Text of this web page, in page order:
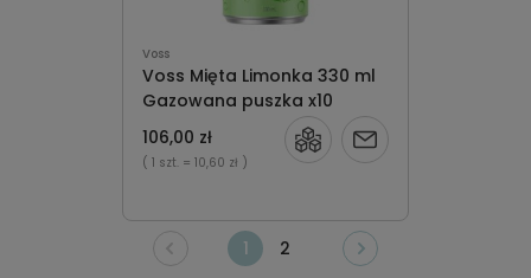
Voss
Voss Mięta Limonka 330 ml
Gazowana puszka x10
106,00 zł
( 1 szt. = 10,60 zł )
Powiadom
dostępności
1 2